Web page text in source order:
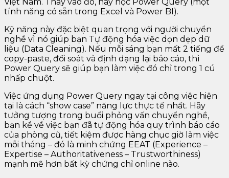
tính năng có sẵn trong Excel và Power BI).
Kỹ năng này đặc biệt quan trọng với người chuyển
nghề vì nó giúp bạn Tự động hóa việc dọn dẹp dữ
liệu (Data Cleaning). Nếu mỗi sáng bạn mất 2 tiếng để
copy-paste, đối soát và định dạng lại báo cáo, thì
Power Query sẽ giúp bạn làm việc đó chỉ trong 1 cú
nhấp chuột.
Việc ứng dụng Power Query ngay tại công việc hiện
tại là cách “show case” năng lực thực tế nhất. Hãy
tưởng tượng trong buổi phỏng vấn chuyển nghề,
bạn kể về việc bạn đã tự động hóa quy trình báo cáo
của phòng cũ, tiết kiệm được hàng chục giờ làm việc
mỗi tháng – đó là minh chứng EEAT (Experience –
Expertise – Authoritativeness – Trustworthiness)
mạnh mẽ hơn bất kỳ chứng chỉ online nào.